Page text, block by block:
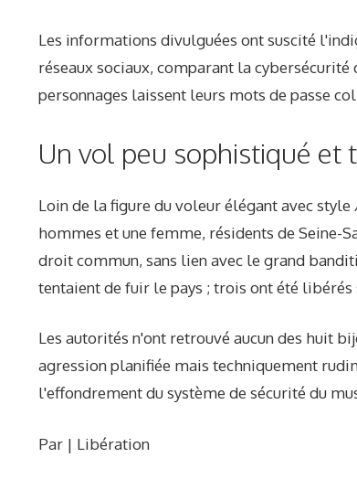
Les informations divulguées ont suscité
réseaux sociaux, comparant la
personnages laissent leurs mots de passe
Un vol peu sophistiqué et
Loin de la figure du voleur élégant avec style
hommes et une femme, résidents de Seine-
droit commun, sans lien avec le grand
tentaient de fuir le pays ; trois ont été libérés
Les autorités n'ont retrouvé aucun des huit
agression planifiée mais techniquement
l'effondrement du système de sécurité du
Par | Libération